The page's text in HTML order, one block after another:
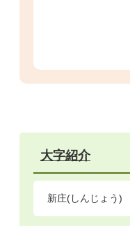
大字紹介
新庄(しんじょう)